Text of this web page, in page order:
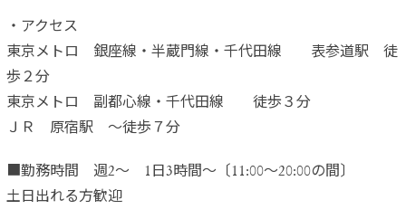
・アクセス
東京メトロ 銀座線・半蔵門線・千代田線 表参道駅 徒
歩２分
東京メトロ 副都心線・千代田線 徒歩３分
ＪＲ 原宿駅 ～徒歩７分
■勤務時間 週2～ 1日3時間～〔11:00～20:00の間〕
土日出れる方歓迎